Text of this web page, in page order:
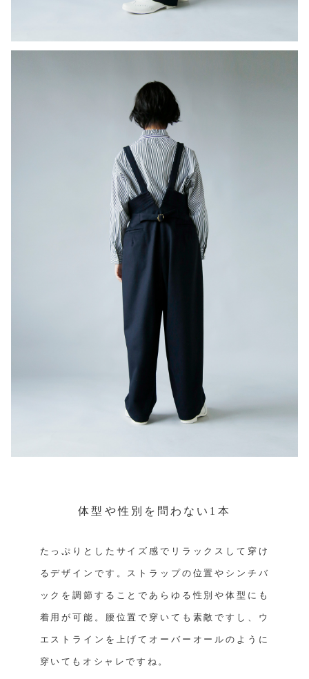
体型や性別を問わない1本
たっぷりとしたサイズ感でリラックスして穿け
るデザインです。ストラップの位置やシンチバ
ックを調節することであらゆる性別や体型にも
着用が可能。腰位置で穿いても素敵ですし、ウ
エストラインを上げてオーバーオールのように
穿いてもオシャレですね。